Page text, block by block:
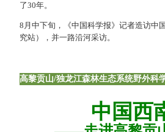
了30年。
8月中下旬，《中国科学报》记者造访中
究站），并一路沿河采访。
高黎贡山/独龙江森林生态系统野外科
中国西